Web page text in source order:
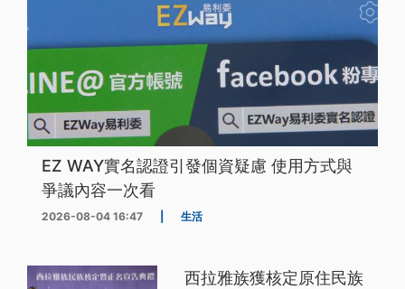
EZ WAY實名認證引發個資疑慮 使用方式與
爭議內容一次看
2026-08-04 16:47 生活
西拉雅族獲核定原住民族